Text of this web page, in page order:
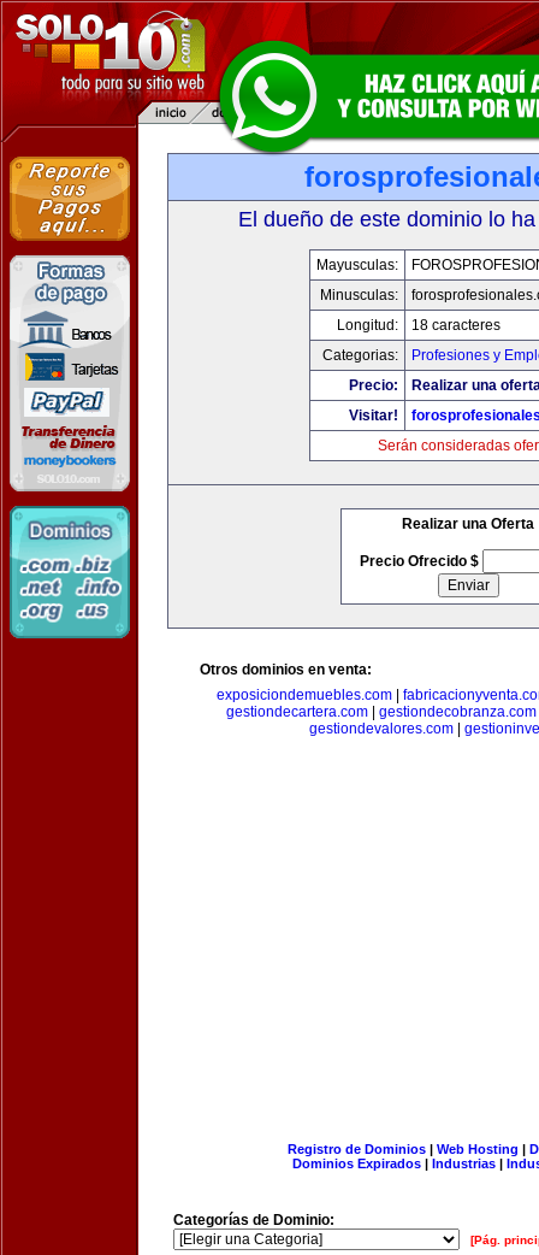
El dueño de este dominio lo
Mayusculas:
Minusculas:
Longitud:
18 caracteres
Categorias:
Profesiones y
Precio:
Realizar una
Visitar!
Serán consideradas
Realizar una Oferta
Precio Ofrecido $
Otros dominios en venta:
exposiciondemuebles.com|
gestiondecartera.com| gestiondecobranza.com
gestiondevalores.com
Registro de Dominios| Web Hosting |
Dominios Expirados | Industrias |
Categorías de Dominio:
[Pág.